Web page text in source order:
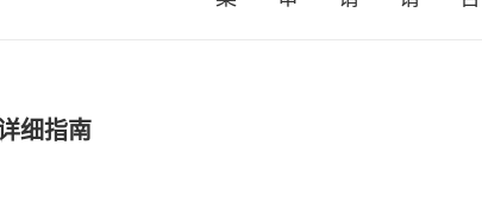
细指南